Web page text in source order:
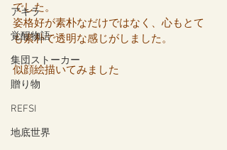
アキラ
覚醒物語
集団ストーカー
贈り物
REFSI
地底世界
でした。
姿格好が素朴なだけではなく、心もとて
も素朴で透明な感じがしました。
似顔絵描いてみました